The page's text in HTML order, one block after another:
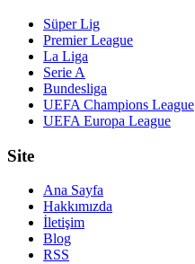
Süper Lig
Premier League
La Liga
Serie A
Bundesliga
UEFA Champions League
UEFA Europa League
Site
Ana Sayfa
Hakkımızda
İletişim
Blog
RSS